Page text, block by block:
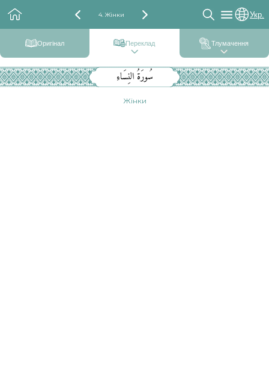
4. Жінки Укр.
Оригінал Переклад Тлумачення
سُورَةُ النِسَاءِ
Жінки